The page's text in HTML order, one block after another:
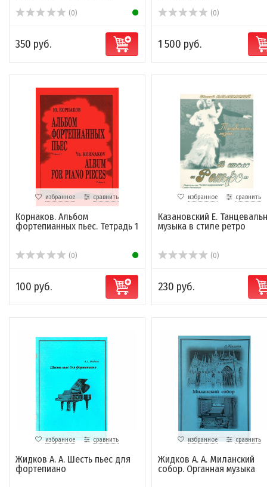
(0)
350 руб.
(0)
1 500 руб.
избранное сравнить
Корнаков. Альбом
фортепианных пьес. Тетрадь 1
(0)
100 руб.
избранное сравнить
Казановский Е.
музыка в стиле ретро
(0)
230 руб.
избранное сравнить
Жидков А. А. Шесть пьес для
фортепиано
избранное сравнить
Жидков А. А. Миланский
собор. Органная музыка